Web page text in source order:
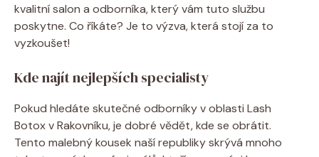
kvalitní salon a odborníka, který vám tuto službu
poskytne. Co říkáte? Je to výzva, která stojí za to
vyzkoušet!
Kde najít nejlepších specialisty
Pokud hledáte skutečné odborníky v oblasti Lash
Botox v Rakovníku, je dobré vědět, kde se obrátit.
Tento malebný kousek naší republiky skrývá mnoho